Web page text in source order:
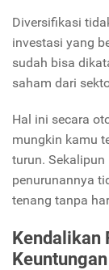
Diversifikasi
investasi yang
sudah bisa
saham dari
Hal ini secara
mungkin kamu
turun. Sekalipun
penurunannya
tenang tanpa
Kendalikan
Keuntungan